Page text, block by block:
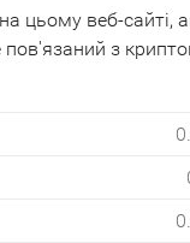
цьому веб-
з